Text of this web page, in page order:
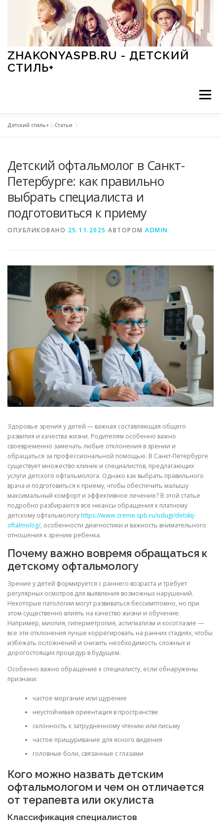
Перейти к содержимому
ZHAKONYASPB.RU - ДЕТСКИЙ
СТИЛЬ+
Меню
ПРАЗДНИКИ СТИЛЬ СТАТЬИ
Детский стиль+ »Статьи
Детский офтальмолог в Санкт-
Петербурге: как правильно
выбрать специалиста и
подготовиться к приему
ОПУБЛИКОВАНО 25.11.2025 АВТОРОМ ADMIN
Здоровье зрения у детей — важная составляющая общего
развития и качества жизни. Родителям особенно важно
своевременно замечать любые отклонения в зрении и
обращаться за профессиональной помощью. В Санкт-Петербурге
существует множество клиник и специалистов, предлагающих
услуги детского офтальмолога. Однако как выбрать правильного
врача и подготовиться к приему, чтобы обеспечить малышу
максимальный комфорт и эффективное лечение? В этой статье
подробно разбираются все нюансы обращения к платному
детскому офтальмологуhttps://www.zrenie.spb.ru/uslugi/detskij-
oftalmolog/, особенности диагностики и важность внимательного
отношения к зрению ребенка.
Почему важно вовремя обращаться к
детскому офтальмологу
Зрение у детей формируется с раннего возраста и требует
регулярных осмотров для выявления возможных нарушений.
Некоторые патологии могут развиваться бессимптомно, но при
этом существенно влиять на качество жизни и обучение.
Например, миопия, гиперметропия, астигматизм и косоглазие —
все эти отклонения лучше коррегировать на ранних стадиях, чтобы
избежать осложнений и снизить необходимость сложных и
дорогостоящих процедур в будущем.
Особенно важно обращение к специалисту, если обнаружены
признаки:
частое моргание или щурение
неустойчивая ориентация в пространстве
склонность к затрудненному чтению или письму
частое прищуривание для ясного видения
головные боли, связанные с глазами
Кого можно назвать детским
офтальмологом и чем он отличается
от терапевта или окулиста
Классификация специалистов